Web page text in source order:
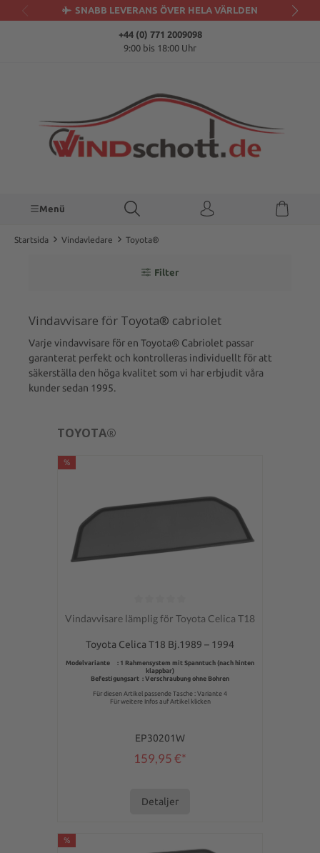
SNABB LEVERANS ÖVER HELA VÄRLDEN
+44 (0) 771 2009098
9:00 bis 18:00 Uhr
Menü
Startsida Vindavledare Toyota®
Filter
Vindavvisare för Toyota® cabriolet
Varje vindavvisare för en Toyota® Cabriolet passar
garanterat perfekt och kontrolleras individuellt för att
säkerställa den höga kvalitet som vi har erbjudit våra
kunder sedan 1995.
TOYOTA®
%
Genomsnittligt betyg på 0 av 5 stjärnor
Vindavvisare lämplig för Toyota Celica T18
Toyota Celica T18 Bj.1989 – 1994
Modelvariante : 1 Rahmensystem mit Spanntuch (nach hinten
klappbar)
Befestigungsart : Verschraubung ohne Bohren
Für diesen Artikel passende Tasche : Variante 4
Für weitere Infos auf Artikel klicken
EP30201W
159,95 €*
Detaljer
%